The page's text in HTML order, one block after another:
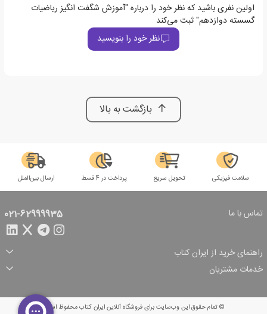
اولین نفری باشید که نظر خود را درباره "آموزش شگفت انگیز ریاضیات
گسسته دوازدهم" ثبت می‌کند
نظر خود را بنویسید
بازگشت به بالا
سلامت فیزیکی تحویل سریع پرداخت در 4 قسط ارسال بین‌الملل
تماس با ما 021-62999935
راهنمای خرید از ایران کتاب
ثبت سفارش
شرایط ارسال سفارش
شیوه پرداخت
تخفیف‌های خرید
خدمات مشتریان
© تمام حقوق این وب‌سایت برای فروشگاه آنلاین ایران کتاب محفوظ است.